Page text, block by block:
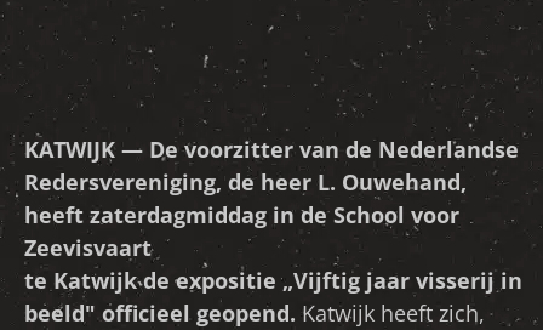
KATWIJK — De voorzitter van de Nederlandse
Redersvereniging, de heer L. Ouwehand,
heeft zaterdagmiddag in de School voor
Zeevisvaart
te Katwijk de expositie „Vijftig jaar visserij in
beeld" officieel geopend.Katwijk heeft zich,